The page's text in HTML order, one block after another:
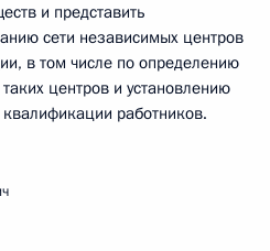
и представить
сети независимых центров
в том числе по определению
центров и установлению
работников.